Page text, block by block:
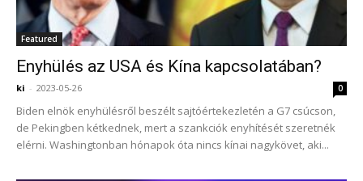
Featured
Enyhülés az USA és Kína kapcsolatában?
ki - 2023-05-26 0
Biden elnök enyhülésről beszélt sajtóértekezletén a G7 csúcson,
de Pekingben kétkednek, mert a szankciók enyhítését szeretnék
elérni. Washingtonban hónapok óta nincs kínai nagykövet, aki...